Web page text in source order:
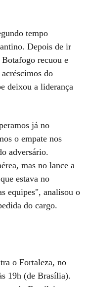
tempo
Depois de ir
recuou e
do
deixou a liderança
já no
o empate nos
adversário.
mas no lance a
estava no
equipes", analisou o
do cargo.
o Fortaleza, no
19h (de Brasília).